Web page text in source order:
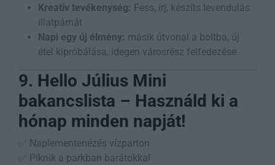
Kreatív tevékenység: Fess, írj, készíts levendulás
illatpárnát
Napi egy új élmény: másik útvonal a boltba, új
étel kipróbálása, idegen városrész felfedezése
9. Hello Július Mini
bakancslista – Használd ki a
hónap minden napját!
✅ Naplementenézés vízparton
✅ Piknik a parkban barátokkal